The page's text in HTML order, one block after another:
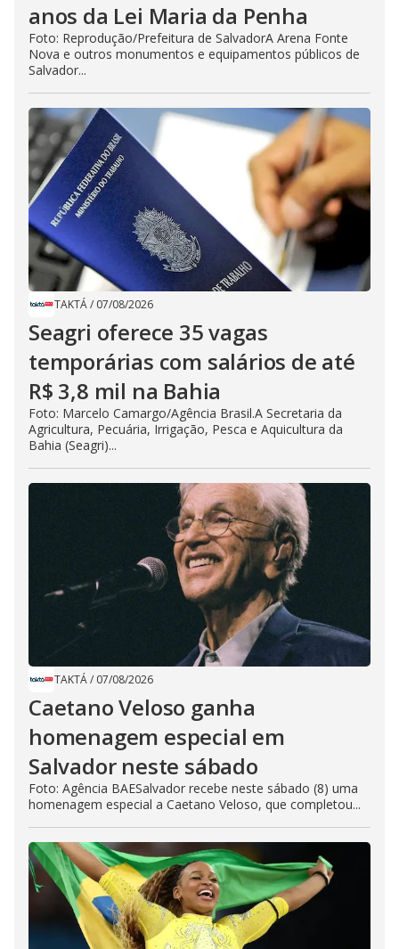
anos da Lei Maria da Penha
Foto: Reprodução/Prefeitura de SalvadorA Arena Fonte
Nova e outros monumentos e equipamentos públicos de
Salvador...
TAKTÁ/ 07/08/2026
Seagri oferece 35 vagas
temporárias com salários de até
R$ 3,8 mil na Bahia
Foto: Marcelo Camargo/Agência Brasil.A Secretaria da
Agricultura, Pecuária, Irrigação, Pesca e Aquicultura da
Bahia (Seagri)...
TAKTÁ/ 07/08/2026
Caetano Veloso ganha
homenagem especial em
Salvador neste sábado
Foto: Agência BAESalvador recebe neste sábado (8) uma
homenagem especial a Caetano Veloso, que completou...